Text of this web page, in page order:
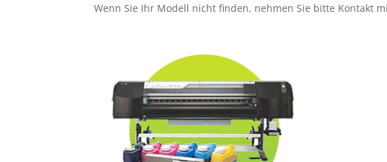
Wenn Sie Ihr Modell nicht finden, nehmen Sie bitte Kontakt